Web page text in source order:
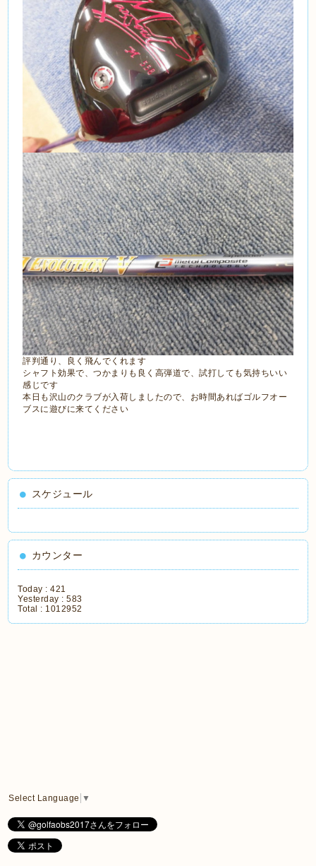
評判通り、良く飛んでくれます
シャフト効果で、つかまりも良く高弾道で、試打しても気持ちいい
感じです
本日も沢山のクラブが入荷しましたので、お時間あればゴルフオー
ブスに遊びに来てください
スケジュール
カウンター
Today :421
Yesterday :583
Total : 1012952
Select Language ▼